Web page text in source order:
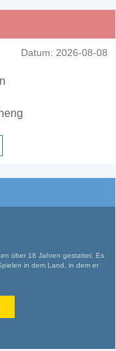
Datum: 2026-08-08
über 18 Jahren gestattet. Es
in dem Land, in dem er